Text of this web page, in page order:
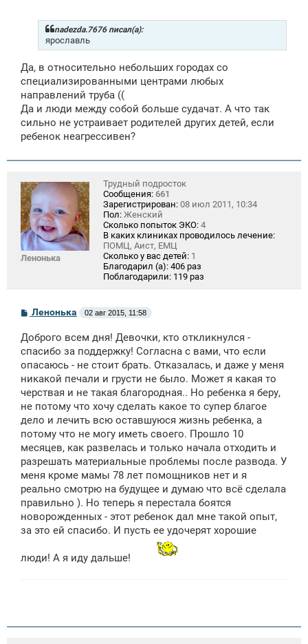
е
nadezda.7676 писал(а):
ярославль
Да, в относительно небольших городах со
специализированными центрами любых
направлений труба ((
Да и люди между собой больше судачат. А что так
сильно не устраивает родителей других детей, если
ребенок неагрессивен?
Ленонька
Трудный подросток
Сообщения: 661
Зарегистрирован: 08 июл 2011, 10:34
Пол: Женский
Сколько попыток ЭКО: 4
В каких клиниках проводилось лечение:
ПОМЦ, Аист, ЕМЦ
Сколько у вас детей: 1
Благодарил (а): 406 раз
Поблагодарили: 119 раз
С
о
б
щ
н
и
Ленонька 02 авг 2015, 11:58
Доброго всем дня! Девочки, кто откликнулся -
спасибо за поддержку! Согласна с вами, что если
опасаюсь - не стоит брать. Отказалась, и даже у меня
никакой печали и грусти не было. Может я какая то
черствая и не такая благородная.. Но ребенка я беру,
не потому что хочу сделать какое то супер благое
дело и лечить всю оставшуюся жизнь ребенка, а
потому что не могу иметь своего. Прошло 10
месяцев, как развелась и только начала отходить и
разрешать материальные проблемы после развода. У
меня кроме мамы 78 лет помощников нет и я
реально смотрю на будущее и думаю что всё сделала
правильно ). Но теперь я перестала боятся
новорожденных - этот ребенок дал мне такой опыт,
за это ей спасибо. И пусть ее удочерят хорошие
люди! А я иду дальше!